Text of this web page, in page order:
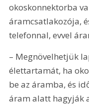
okoskonnektorba
áramcsatlakozója,
telefonnal, evvel
– Megnövelhetjük
élettartamát, ha
be az áramba, és
áram alatt hagyják